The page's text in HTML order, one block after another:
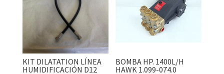
KIT DILATATION LÍNEA
HUMIDIFICACIÓN D12
BOMBA HP. 1400L/H
HAWK 1.099-074.0